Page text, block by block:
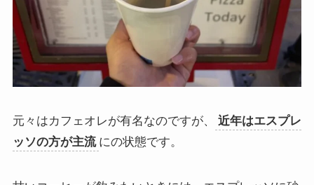
元々はカフェオレが有名なのですが、
近年はエスプレ
ッソの方が主流 にの状態です。